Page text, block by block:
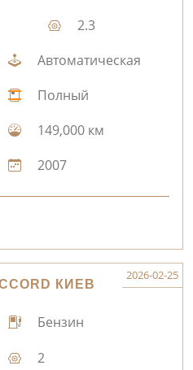
2.3
Автоматическая
Полный
149,000 км
2007
КИЕВ
2026-02-25
Бензин
2